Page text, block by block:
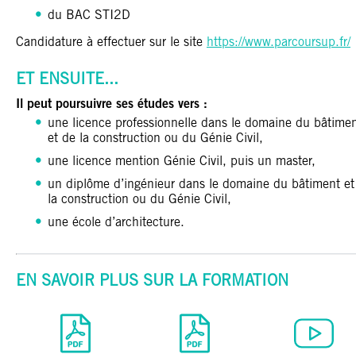
du BAC STI2D
Candidature à effectuer sur le site https://www.parcoursup.fr/
ET ENSUITE...
Il peut poursuivre ses études vers :
une licence professionnelle dans le domaine du
et de la construction ou du Génie Civil,
une licence mention Génie Civil, puis un master,
un diplôme d’ingénieur dans le domaine du bâtiment
la construction ou du Génie Civil,
une école d’architecture.
EN SAVOIR PLUS SUR LA FORMATION